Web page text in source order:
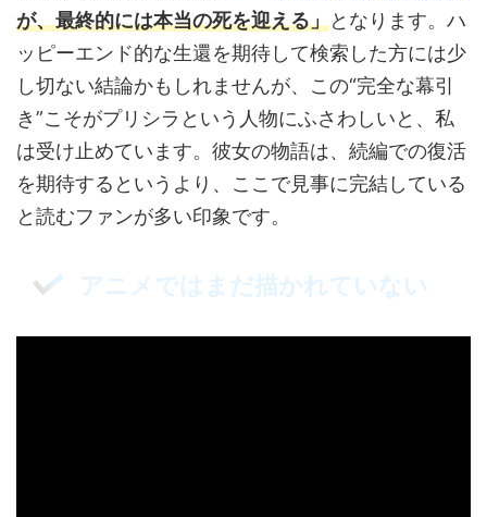
が、最終的には本当の死を迎える」となります。ハ
ッピーエンド的な生還を期待して検索した方には少
し切ない結論かもしれませんが、この“完全な幕引
き”こそがプリシラという人物にふさわしいと、私
は受け止めています。彼女の物語は、続編での復活
を期待するというより、ここで見事に完結している
と読むファンが多い印象です。
アニメではまだ描かれていない